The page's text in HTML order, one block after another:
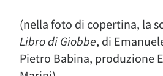
(nella foto di copertina, la
Libro di Giobbe, di
Pietro Babina, produzione